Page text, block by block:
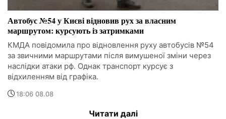
Автобус №54 у Києві відновив рух за власним
маршрутом: курсують із затримками
КМДА повідомила про відновлення руху автобусів №54
за звичними маршрутами після вимушеної зміни через
наслідки атаки рф. Однак транспорт курсує з
відхиленням від графіка.
18:06 08.08
Читати далі